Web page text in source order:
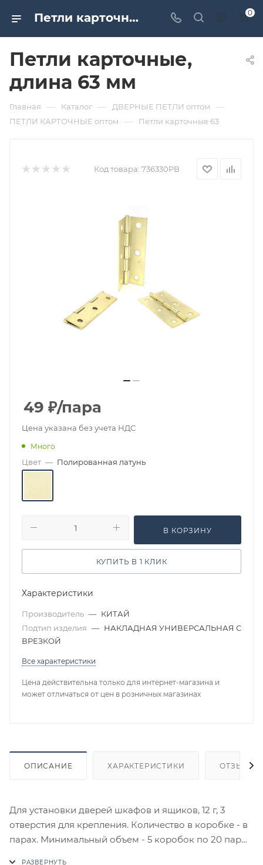
Петли карточные, длина 63 мм. Дверная и мебельная фурнитура САМИР-КИЛИТ | Оптовые поставки 0
Петли карточные,
длина 63 мм
Главная — Каталог — ДВЕРНЫЕ ПЕТЛИ оптом —
ПЕТЛИ КАРТОЧНЫЕ оптом — Петли карточные 63
Код товара: 736330PB
49 ₽/пара
Цена указана без учета НДС
Много
Цвет — Полированная латунь
В КОРЗИНУ
КУПИТЬ В 1 КЛИК
Характеристики
Производитель — КИТАЙ
Подтип изделия — НАКЛАДНАЯ УНИВЕРСАЛЬНАЯ С
ВРЕЗКОЙ
Все характеристики
Цена действительна только для интернет-магазина и
может отличаться от цен в розничных магазинах
ОПИСАНИЕ ХАРАКТЕРИСТИКИ ОТЗЫВЫ
Для установки дверей шкафов и ящиков, 12 г, 3
отверстия для крепления. Количество в коробке - в
парах. Минимальный объем - 5 коробок по 20 пар